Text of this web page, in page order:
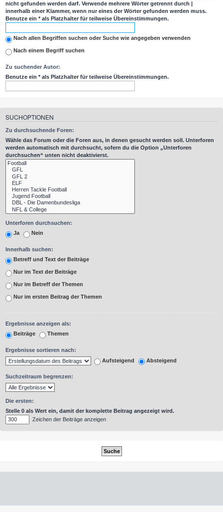
nicht gefunden werden darf. Verwende mehrere Wörter getrennt durch |
innerhalb einer Klammer, wenn nur eines der Wörter gefunden werden muss.
Benutze ein * als Platzhalter für teilweise Übereinstimmungen.
Nach allen Begriffen suchen oder Suche wie angegeben verwenden
Nach einem Begriff suchen
Zu suchender Autor:
Benutze ein * als Platzhalter für teilweise Übereinstimmungen.
SUCHOPTIONEN
Zu durchsuchende Foren:
Wähle das Forum oder die Foren aus, in denen gesucht werden soll. Unterforen
werden automatisch mit durchsucht, sofern du die Option „Unterforen
durchsuchen“ unten nicht deaktivierst.
Unterforen durchsuchen:
Ja
Nein
Innerhalb suchen:
Betreff und Text der Beiträge
Nur im Text der Beiträge
Nur im Betreff der Themen
Nur im ersten Beitrag der Themen
Ergebnisse anzeigen als:
Beiträge
Themen
Ergebnisse sortieren nach:
Aufsteigend
Absteigend
Suchzeitraum begrenzen:
Die ersten:
Stelle 0 als Wert ein, damit der komplette Beitrag angezeigt wird.
Zeichen der Beiträge anzeigen